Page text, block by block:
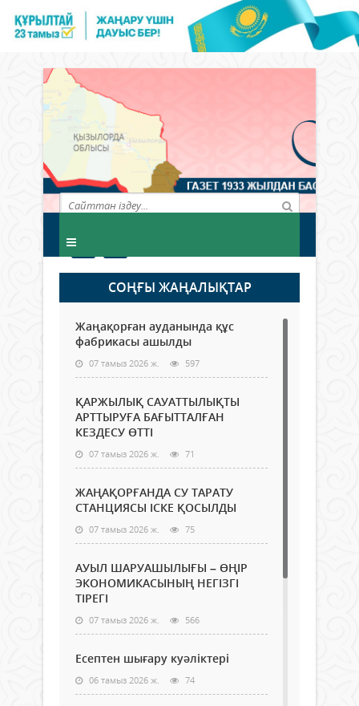
СОҢҒЫ ЖАҢАЛЫҚТАР
Жаңақорған ауданында құс
фабрикасы ашылды
07 тамыз 2026 ж. 597
ҚАРЖЫЛЫҚ САУАТТЫЛЫҚТЫ
АРТТЫРУҒА БАҒЫТТАЛҒАН
КЕЗДЕСУ ӨТТІ
07 тамыз 2026 ж. 71
ЖАҢАҚОРҒАНДА СУ ТАРАТУ
СТАНЦИЯСЫ ІСКЕ ҚОСЫЛДЫ
07 тамыз 2026 ж. 75
АУЫЛ ШАРУАШЫЛЫҒЫ – ӨҢІР
ЭКОНОМИКАСЫНЫҢ НЕГІЗГІ
ТІРЕГІ
07 тамыз 2026 ж. 566
Есептен шығару куәліктері
06 тамыз 2026 ж. 74